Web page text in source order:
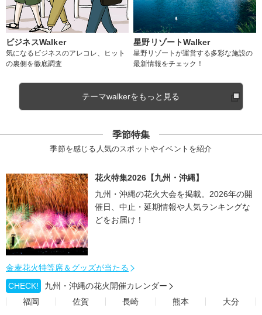
ビジネスWalker
気になるビジネスのアレコレ、ヒット
の裏側を徹底調査
星野リゾートWalker
星野リゾートが運営する多彩な施設の
最新情報をチェック！
テーマwalkerをもっと見る
季節特集
季節を感じる人気のスポットやイベントを紹介
花火特集2026【九州・沖縄】
九州・沖縄の花火大会を掲載。2026年の開
催日、中止・延期情報や人気ランキングな
どをお届け！
金麦花火特等席＆グッズが当たる
CHECK!
九州・沖縄の花火開催カレンダー
福岡
佐賀 長崎 熊本
大分